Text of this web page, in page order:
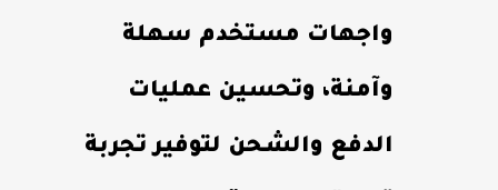
واجهات مستخدم سهلة
وآمنة، وتحسين عمليات
الدفع والشحن لتوفير تجربة